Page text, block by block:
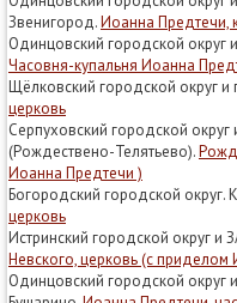
Звенигород.Иоанна Предтечи,
Одинцовский городской округ
Часовня-купальня Иоанна
Щёлковский городской округ и
церковь
Серпуховский городской
(Рождествено-Телятьево).
Иоанна Предтечи )
Богородский городской округ.
церковь
Истринский городской округ
Невского, церковь (с приделом
Одинцовский городской округ